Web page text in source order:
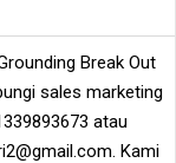
Break Out
sales marketing
atau
Kami